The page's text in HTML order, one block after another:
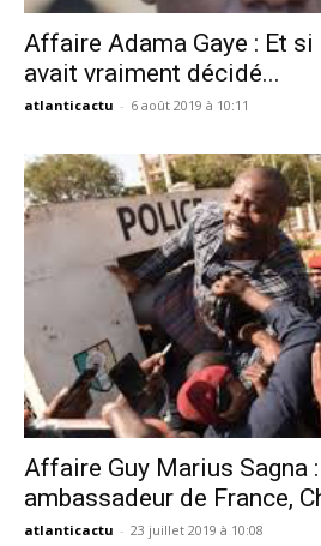
Affaire Adama Gaye : Et
avait vraiment décidé...
atlanticactu - 6 août 2019 à 10:11
Affaire Guy Marius Sagna :
ambassadeur de France,
atlanticactu - 23 juillet 2019 à 10:08